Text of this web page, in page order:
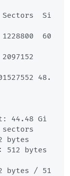
Si
60
48.
44.48 Gi
sectors
bytes
bytes
bytes / 51